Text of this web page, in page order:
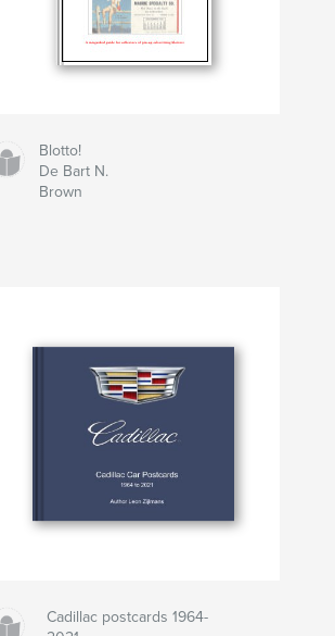
Blotto!
De Bart N.
Brown
Cadillac postcards 1964-